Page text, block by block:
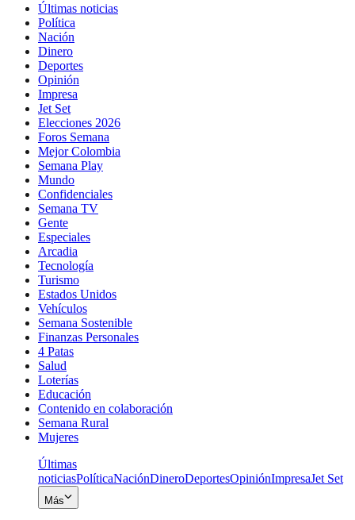
Últimas noticias
Política
Nación
Dinero
Deportes
Opinión
Impresa
Jet Set
Elecciones 2026
Foros Semana
Mejor Colombia
Semana Play
Mundo
Confidenciales
Semana TV
Gente
Especiales
Arcadia
Tecnología
Turismo
Estados Unidos
Vehículos
Semana Sostenible
Finanzas Personales
4 Patas
Salud
Loterías
Educación
Contenido en colaboración
Semana Rural
Mujeres
Últimas
noticiasPolíticaNaciónDineroDeportesOpiniónImpresaJet Set
Más